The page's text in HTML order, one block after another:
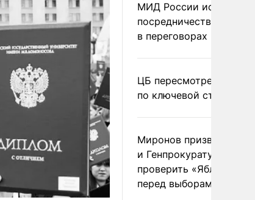
МИД России исключил
посредничество
в переговорах по
ЦБ пересмотрел
по ключевой ставке
Миронов призвал
и Генпрокуратуру
проверить «Яблоко»
перед выборами